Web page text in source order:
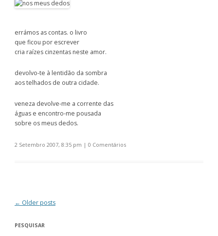
errámos as contas. o livro
que ficou por escrever
cria raízes cinzentas neste amor.
devolvo-te à lentidão da sombra
aos telhados de outra cidade.
veneza devolve-me a corrente das
águas e encontro-me pousada
sobre os meus dedos.
2 Setembro 2007, 8:35 pm | 0 Comentários
Post navigation
← Older posts
PESQUISAR